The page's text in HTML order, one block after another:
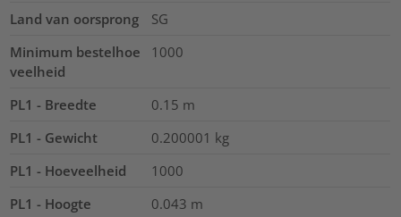
Land van oorsprong
SG
Minimum bestelhoe
veelheid
1000
PL1 - Breedte 0.15 m
PL1 - Gewicht
0.200001 kg
PL1 - Hoeveelheid
1000
PL1 - Hoogte
0.043 m